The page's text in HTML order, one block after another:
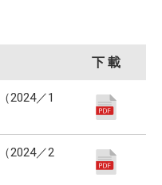
下 載
2024／1
2024／2